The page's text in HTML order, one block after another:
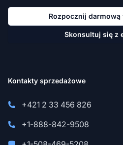
Rozpocznij
Skonsultuj się z
Kontakty sprzedażowe
+421 2 33 456 826
+1-888-842-9508